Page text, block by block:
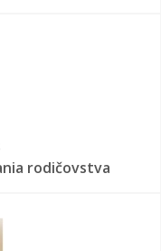
rodičovstva